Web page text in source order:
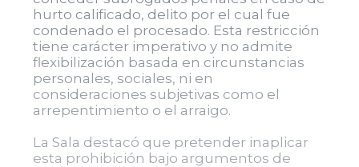
hurto calificado, delito por el cual fue
condenado el procesado. Esta restricción
tiene carácter imperativo y no admite
flexibilización basada en circunstancias
personales, sociales, ni en
consideraciones subjetivas como el
arrepentimiento o el arraigo.
La Sala destacó que pretender inaplicar
esta prohibición bajo argumentos de